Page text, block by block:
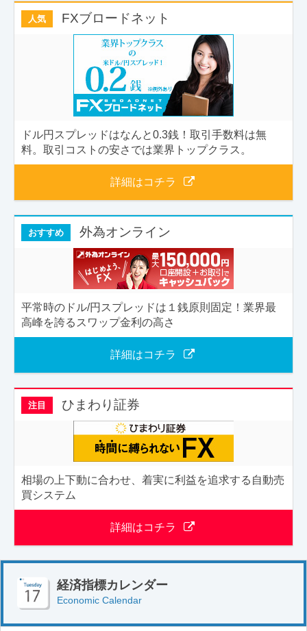
人気 FXブロードネット
ドル円スプレッドはなんと0.3銭！取引手数料は無
料。取引コストの安さでは業界トップクラス。
詳細はコチラ
おすすめ 外為オンライン
平常時のドル/円スプレッドは１銭原則固定！業界最
高峰を誇るスワップ金利の高さ
詳細はコチラ
注目 ひまわり証券
相場の上下動に合わせ、着実に利益を追求する自動売
買システム
詳細はコチラ
経済指標カレンダー
Economic Calendar